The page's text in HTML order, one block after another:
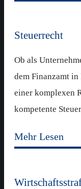
Steuerrecht
Ob als
dem Finanzamt
einer komplexen
kompetente
Mehr Lesen